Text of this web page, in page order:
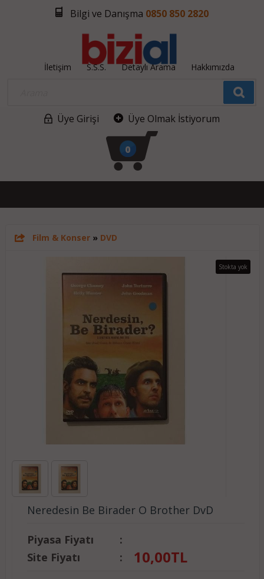
Bilgi ve Danışma 0850 850 2820
İletişim S.S.S. Detaylı Arama Hakkımızda
Üye Girişi Üye Olmak İstiyorum
0
Film & Konser» DVD
Stokta yok
Neredesin Be Birader O Brother DvD
Piyasa Fiyatı
:
Site Fiyatı
: 10,00TL